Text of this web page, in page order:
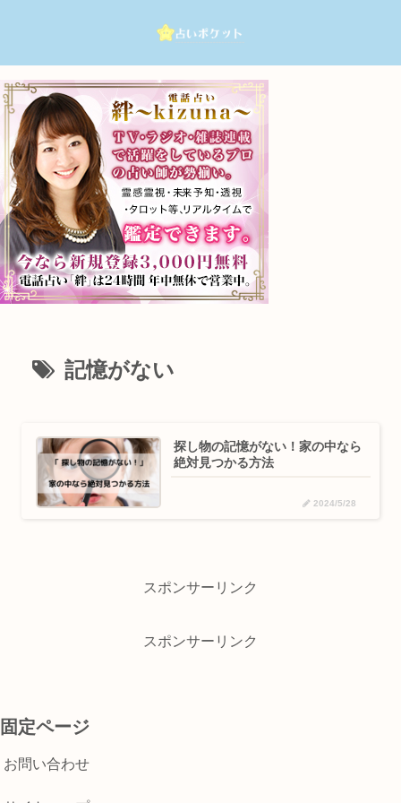
記憶がない
探し物の記憶がない！家の中なら
絶対見つかる方法
2024/5/28
スポンサーリンク
スポンサーリンク
固定ページ
お問い合わせ